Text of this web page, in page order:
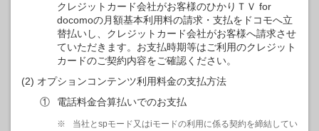
クレジットカード会社がお客様のひかりＴＶ for
docomoの月額基本利用料の請求・支払をドコモへ立
替払いし、クレジットカード会社がお客様へ請求させ
ていただきます。お支払時期等はご利用のクレジット
カードのご契約内容をご確認ください。
オプションコンテンツ利用料金の支払方法
①
電話料金合算払いでのお支払
※
当社とspモード又はiモードの利用に係る契約を締結してい